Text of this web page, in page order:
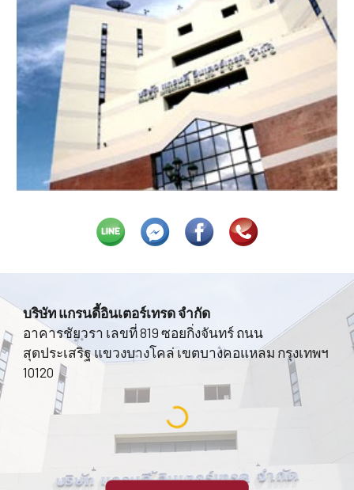
บริษัท แกรนดี้อินเตอร์เทรด จำกัด
อาคารชัยวรา เลขที่ 819 ซอยกิ่งจันทร์ ถนน
สุดประเสริฐ แขวงบางโคล่ เขตบางคอแหลม กรุงเทพฯ
10120